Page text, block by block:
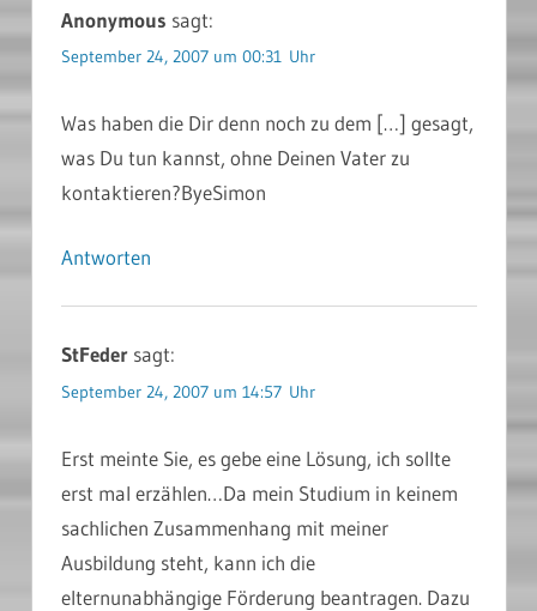
Anonymous sagt:
September 24, 2007 um 00:31 Uhr
Was haben die Dir denn noch zu dem […] gesagt,
was Du tun kannst, ohne Deinen Vater zu
kontaktieren?ByeSimon
Antworten
StFeder sagt:
September 24, 2007 um 14:57 Uhr
Erst meinte Sie, es gebe eine Lösung, ich sollte
erst mal erzählen…Da mein Studium in keinem
sachlichen Zusammenhang mit meiner
Ausbildung steht, kann ich die
elternunabhängige Förderung beantragen. Dazu